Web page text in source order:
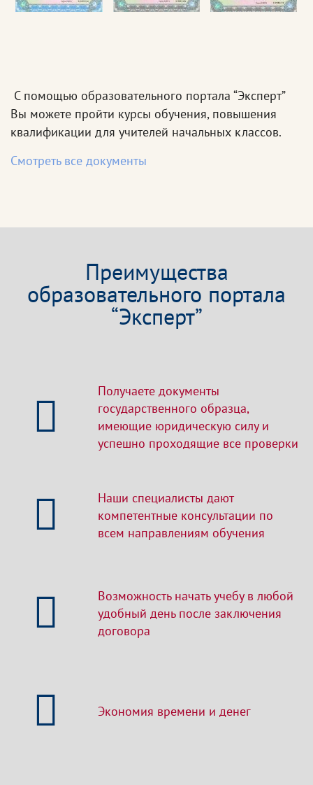
С помощью образовательного портала “Эксперт”
Вы можете пройти курсы обучения, повышения
квалификации для учителей начальных классов.
Смотреть все документы
Преимущества
образовательного портала
“Эксперт”
Получаете документы
государственного образца,
имеющие юридическую силу и
успешно проходящие все проверки
Наши специалисты дают
компетентные консультации по
всем направлениям обучения
Возможность начать учебу в любой
удобный день после заключения
договора
Экономия времени и денег